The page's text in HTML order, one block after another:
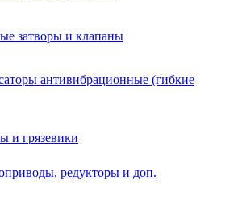
затворы и клапаны
антивибрационные (гибкие
и грязевики
редукторы и доп.